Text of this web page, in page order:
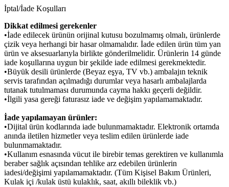
İptal/İade Koşulları
Dikkat edilmesi gerekenler
•İade edilecek ürünün orijinal kutusu bozulmamış olmalı, ürünlerde
çizik veya herhangi bir hasar olmamalıdır. İade edilen ürün tüm yan
ürün ve aksesuarlarıyla birlikte gönderilmelidir. Ürünlerin 14 günde
iade koşullarına uygun bir şekilde iade edilmesi gerekmektedir.
•Büyük desili ürünlerde (Beyaz eşya, TV vb.) ambalajın teknik
servis tarafından açılmadığı durumlar veya hasarlı ambalajlarda
tutanak tutulmaması durumunda cayma hakkı geçerli değildir.
•İlgili yasa gereği faturasız iade ve değişim yapılamamaktadır.
İade yapılamayan ürünler:
•Dijital ürün kodlarında iade bulunmamaktadır. Elektronik ortamda
anında iletilen hizmetler veya teslim edilen ürünlerde iade
bulunmamaktadır.
•Kullanım esnasında vücut ile birebir temas gerektiren ve kullanımla
beraber sağlık açısından tehlike arz edebilen ürünlerin
iadesi/değişimi yapılamamaktadır. (Tüm Kişisel Bakım Ürünleri,
Kulak içi /kulak üstü kulaklık, saat, akıllı bileklik vb.)